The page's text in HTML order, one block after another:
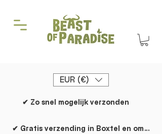
EUR (€)
✔ Zo snel mogelijk verzonden
✔ Gratis verzending in Boxtel en omgeving